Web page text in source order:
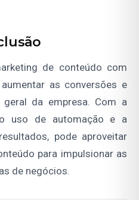
de conteúdo com
as conversões e
da empresa. Com a
o uso de automação e a
pode aproveitar
para impulsionar as
de negócios.